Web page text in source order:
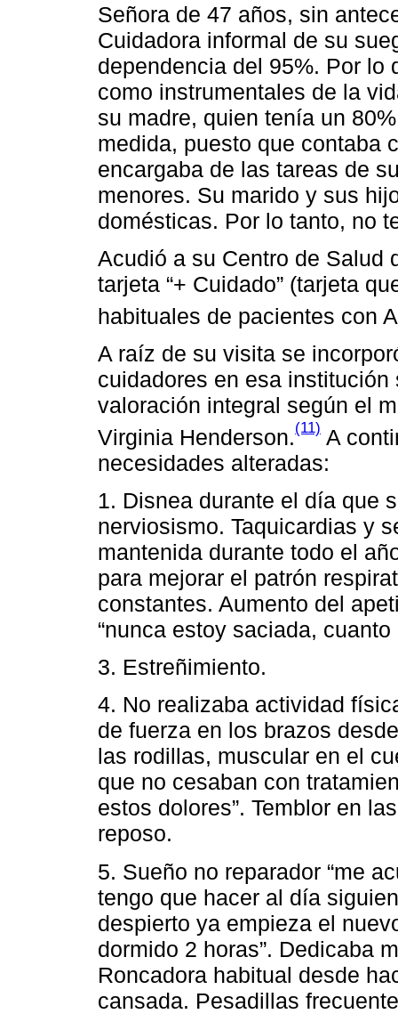
Señora de 47 años, sin
Cuidadora informal de su
dependencia del 95%. Por lo
como instrumentales de la
su madre, quien tenía un
medida, puesto que contaba
encargaba de las tareas de
menores. Su marido y sus
domésticas. Por lo tanto, no
Acudió a su Centro de Salud
tarjeta “+ Cuidado” (tarjeta
habituales de pacientes con
A raíz de su visita se
cuidadores en esa
valoración integral según el
Virginia Henderson.(11) A
necesidades alteradas:
1. Disnea durante el día que
nerviosismo. Taquicardias y
mantenida durante todo el
para mejorar el patrón
constantes. Aumento del
“nunca estoy saciada,
3. Estreñimiento.
4. No realizaba actividad
de fuerza en los brazos
las rodillas, muscular en el
que no cesaban con
estos dolores”. Temblor en
reposo.
5. Sueño no reparador “me
tengo que hacer al día
despierto ya empieza el
dormido 2 horas”. Dedicaba
Roncadora habitual desde
cansada. Pesadillas